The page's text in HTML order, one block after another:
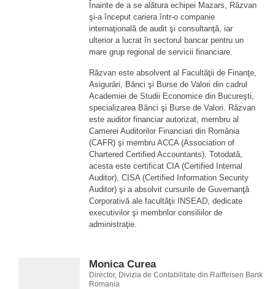
Înainte de a se alătura echipei Mazars, Răzvan
şi-a început cariera într-o companie
internaţională de audit şi consultanţă, iar
ulterior a lucrat în sectorul bancar pentru un
mare grup regional de servicii financiare.
Răzvan este absolvent al Facultăţii de Finanţe,
Asigurări, Bănci şi Burse de Valori din cadrul
Academiei de Studii Economice din Bucureşti,
specializarea Bănci şi Burse de Valori. Răzvan
este auditor financiar autorizat, membru al
Camerei Auditorilor Financiari din România
(CAFR) şi membru ACCA (Association of
Chartered Certified Accountants). Totodată,
acesta este certificat CIA (Certified Internal
Auditor), CISA (Certified Information Security
Auditor) şi a absolvit cursurile de Guvernanţă
Corporativă ale facultăţii INSEAD, dedicate
executivilor şi membrilor consiliilor de
administraţie.
Monica Curea
Director, Divizia de Contabilitate din Raiffeisen Bank
Romania